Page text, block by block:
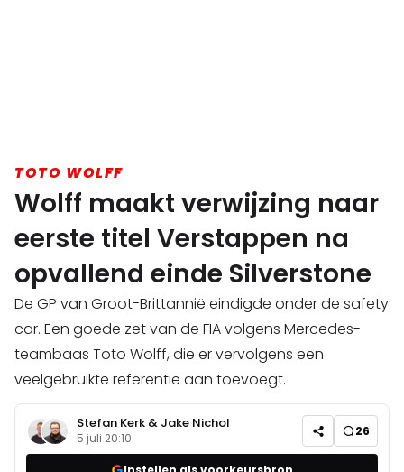
TOTO WOLFF
Wolff maakt verwijzing naar
eerste titel Verstappen na
opvallend einde Silverstone
De GP van Groot-Brittannië eindigde onder de safety
car. Een goede zet van de FIA volgens Mercedes-
teambaas Toto Wolff, die er vervolgens een
veelgebruikte referentie aan toevoegt.
Stefan Kerk & Jake Nichol
5 juli 20:10 26